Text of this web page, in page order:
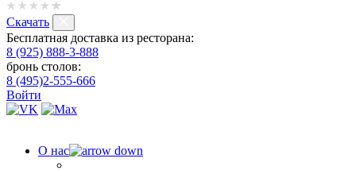
Скачать
Бесплатная доставка из ресторана:
8 (925) 888-3-888
бронь столов:
8 (495)2-555-666
Войти
О нас